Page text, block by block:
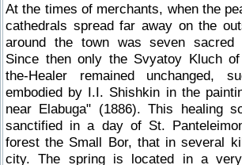
At the times of merchants, when the
cathedrals spread far away on the
around the town was seven sacred
Since then only the Svyatoy Kluch of
the-Healer remained unchanged,
embodied by I.I. Shishkin in the
near Elabuga" (1886). This healing
sanctified in a day of St.
forest the Small Bor, that in several
city. The spring is located in a